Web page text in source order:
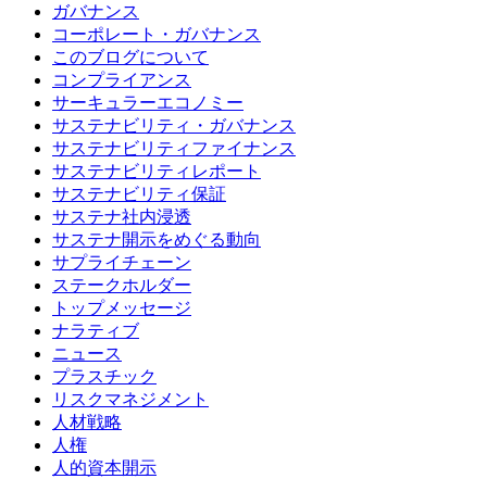
ガバナンス
コーポレート・ガバナンス
このブログについて
コンプライアンス
サーキュラーエコノミー
サステナビリティ・ガバナンス
サステナビリティファイナンス
サステナビリティレポート
サステナビリティ保証
サステナ社内浸透
サステナ開示をめぐる動向
サプライチェーン
ステークホルダー
トップメッセージ
ナラティブ
ニュース
プラスチック
リスクマネジメント
人材戦略
人権
人的資本開示